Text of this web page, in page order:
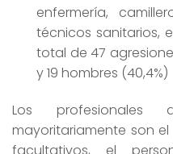
enfermería,
técnicos sanitarios,
total de 47
y 19 hombres (40,4%)
Los
mayoritariamente son